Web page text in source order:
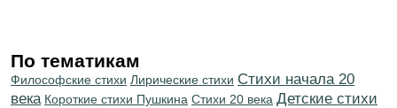
По тематикам
Философские стихи Лирические стихи Cтихи начала 20
века Короткие стихи Пушкина Стихи 20 века Детские стихи